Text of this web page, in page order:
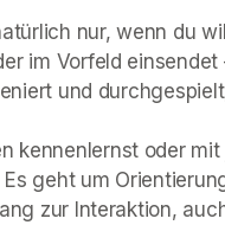
nur, wenn du
im Vorfeld
und
kennenlernst oder
geht um
zur Interaktion,